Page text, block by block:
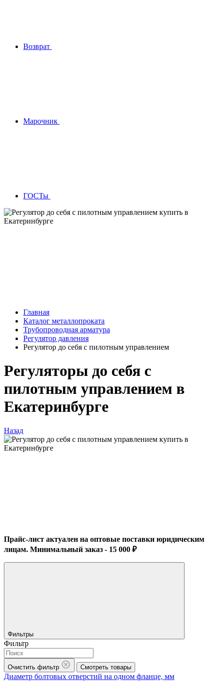
Возврат
Марочник
ГОСТы
Главная
Каталог металлопроката
Трубопроводная арматура
Регулятор давления
Регулятор до себя с пилотным управлением
Регуляторы до себя с
пилотным управлением в
Екатеринбурге
Назад
Прайс-лист актуален на оптовые поставки юридическим
лицам. Минимальный заказ - 15 000 ₽
Фильтры
Фильтр
Очистить фильтр Смотреть товары
Диаметр болтовых отверстий на одном фланце, мм